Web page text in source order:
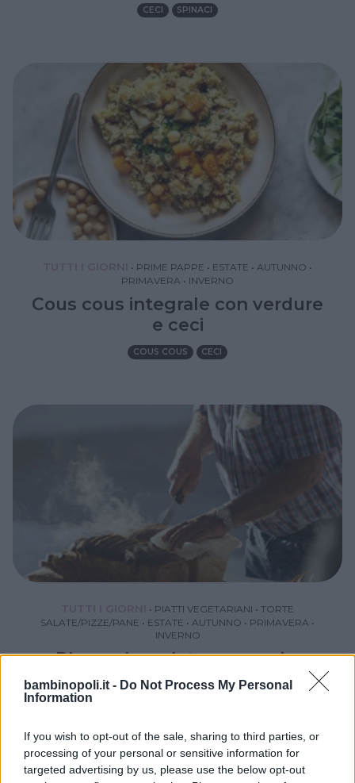
bambinopoli.it - Do Not Process My Personal
Information
If you wish to opt-out of the sale, sharing to third parties, or
processing of your personal or sensitive information for
targeted advertising by us, please use the below opt-out
CECI SPINACI
• PRIME PAPPE • ESTATE • AUTUNNO •
PRIMAVERA • INVERNO
Cous cous integrale con verdure
e ceci
COUS COUS CECI
• PIATTI VEGETARIANI • TORTE
SALATE/PIZZE/PANE • ESTATE • AUTUNNO • PRIMAVERA •
INVERNO
Plumcake salato con ceci e
zucchine